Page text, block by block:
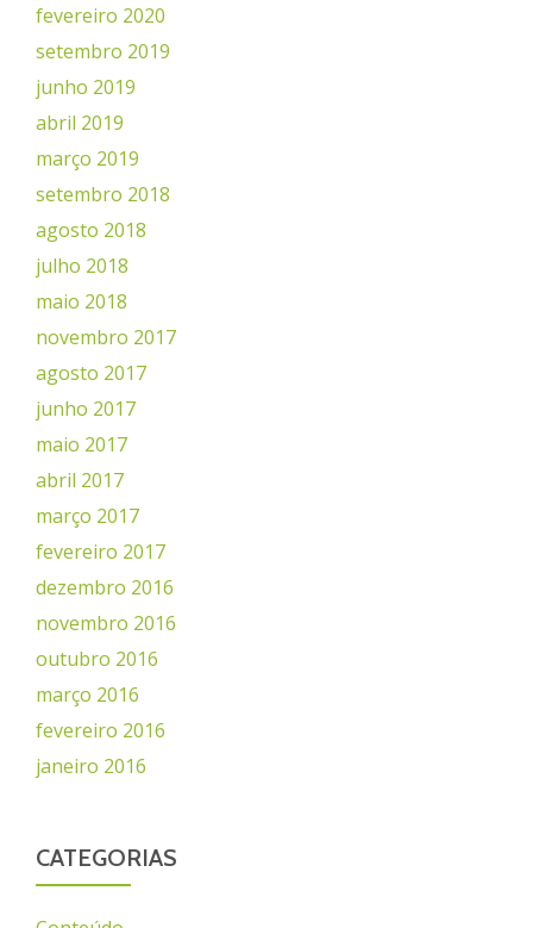
fevereiro 2020
setembro 2019
junho 2019
abril 2019
março 2019
setembro 2018
agosto 2018
julho 2018
maio 2018
novembro 2017
agosto 2017
junho 2017
maio 2017
abril 2017
março 2017
fevereiro 2017
dezembro 2016
novembro 2016
outubro 2016
março 2016
fevereiro 2016
janeiro 2016
CATEGORIAS